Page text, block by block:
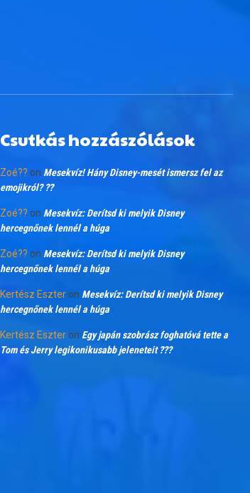
Csutkás hozzászólások
Zoé?? on Mesekvíz! Hány Disney-mesét ismersz fel az
emojikról? ??
Zoé?? on Mesekvíz: Derítsd ki melyik Disney
hercegnőnek lennél a húga
Zoé?? on Mesekvíz: Derítsd ki melyik Disney
hercegnőnek lennél a húga
Kertész Eszteron Mesekvíz: Derítsd ki melyik Disney
hercegnőnek lennél a húga
Kertész Eszteron Egy japán szobrász foghatóvá tette a
Tom és Jerry legikonikusabb jeleneteit ???